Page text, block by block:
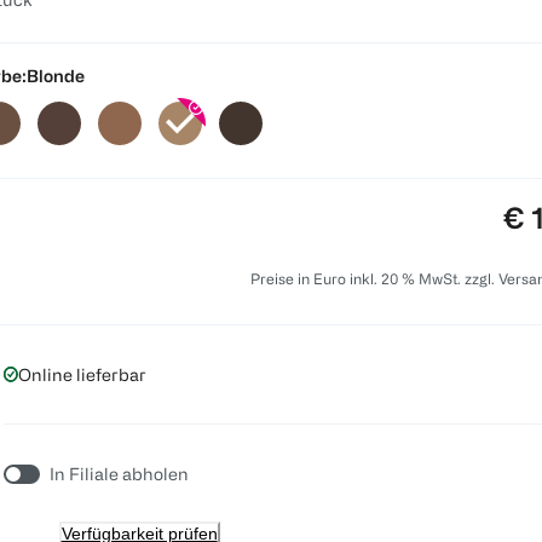
Blonde
€
Preise in Euro inkl. 20 % MwSt. zzgl.
Online lieferbar
In Filiale abholen
Verfügbarkeit prüfen